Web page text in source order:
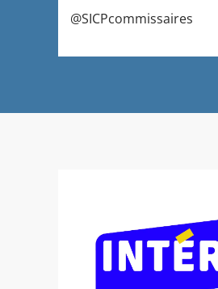
@SICPcommissaires